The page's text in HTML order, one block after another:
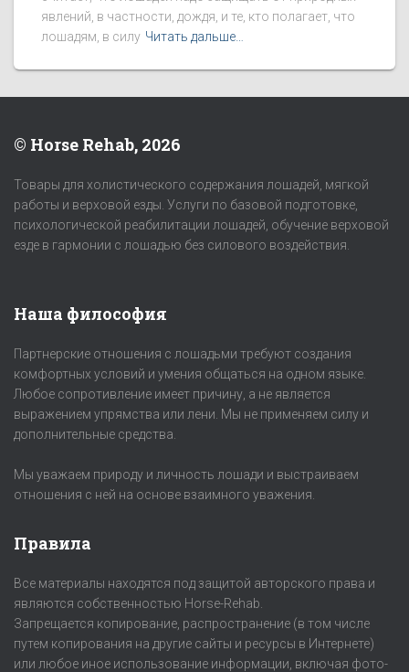
явлений, в частности, дождя, и те, кто полагает, что
лошадям, в силу Читать дальше…
© Horse Rehab, 2026
Товары для холистического содержания лошадей, мягкой
работы и верховой езды. Услуги по базовой подготовке,
психологической реабилитации лошадей, обучение верховой
езде в гармонии с лошадью без силового воздействия.
Наша философия
Партнерские отношения с лошадьми требуют создания
комфортных условий и умения общаться на одном языке.
Любое сопротивление имеет причину, а не является
выражением упрямства или лени. Мы не применяем силу и
дополнительные средства.
Мы уважаем природу и личность лошади и выстраиваем
отношения с ней на основе взаимного уважения.
Правила
Все материалы находятся под защитой авторского права и
являются собственностью Horse-Rehab.
Запрещается копирование, распространение (в том числе
путем копирования на другие сайты и ресурсы в Интернете)
или любое иное использование информации, включая фото-